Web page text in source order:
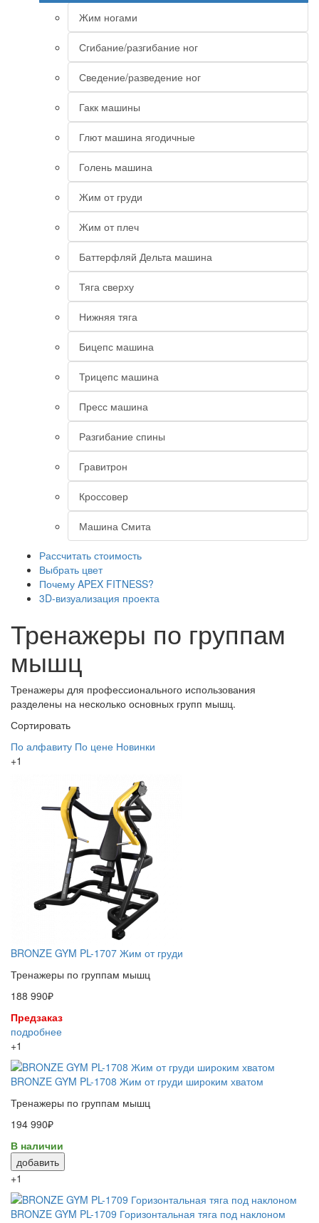
Жим ногами
Сгибание/разгибание ног
Сведение/разведение ног
Гакк машины
Глют машина ягодичные
Голень машина
Жим от груди
Жим от плеч
Баттерфляй Дельта машина
Тяга сверху
Нижняя тяга
Бицепс машина
Трицепс машина
Пресс машина
Разгибание спины
Гравитрон
Кроссовер
Машина Смита
Рассчитать стоимость
Выбрать цвет
Почему APEX FITNESS?
3D-визуализация проекта
Тренажеры по группам
мышц
Тренажеры для профессионального использования
разделены на несколько основных групп мышц.
Сортировать
По алфавиту По цене Новинки
+1
BRONZE GYM PL-1707 Жим от груди
Тренажеры по группам мышц
188 990₽
Предзаказ
подробнее
+1
BRONZE GYM PL-1708 Жим от груди широким хватом
Тренажеры по группам мышц
194 990₽
В наличии
добавить
+1
BRONZE GYM PL-1709 Горизонтальная тяга под наклоном